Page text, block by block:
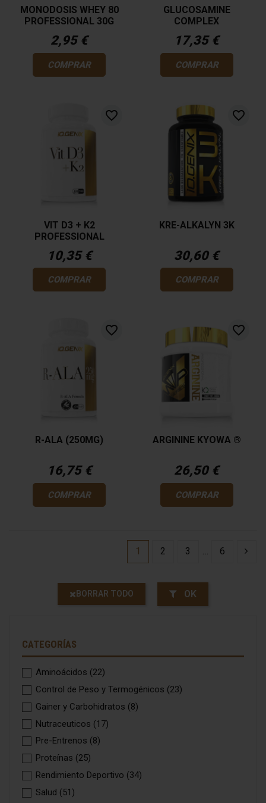
MONODOSIS WHEY 80
PROFESSIONAL 30G
2,95 €
COMPRAR
GLUCOSAMINE
COMPLEX
17,35 €
COMPRAR
favorite_border
VIT D3 + K2
PROFESSIONAL
10,35 €
COMPRAR
favorite_border
KRE-ALKALYN 3K
30,60 €
COMPRAR
favorite_border
R-ALA (250MG)
16,75 €
COMPRAR
favorite_border
ARGININE KYOWA ®
26,50 €
COMPRAR
1 2 3 … 6
BORRAR TODO OK
CATEGORÍAS
Aminoácidos (22)
Control de Peso y Termogénicos (23)
Gainer y Carbohidratos (8)
Nutraceuticos (17)
Pre-Entrenos (8)
Proteínas (25)
Rendimiento Deportivo (34)
Salud (51)